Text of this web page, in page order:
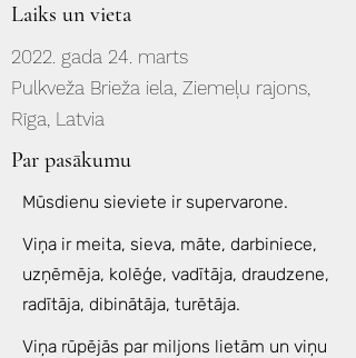
Laiks un vieta
2022. gada 24. marts
Pulkveža Brieža iela, Ziemeļu rajons,
Rīga, Latvia
Par pasākumu
Mūsdienu sieviete ir supervarone.
Viņa ir meita, sieva, māte, darbiniece,
uzņēmēja, kolēģe, vadītāja, draudzene,
radītāja, dibinātāja, turētāja.
Viņa rūpējās par miljons lietām un viņu